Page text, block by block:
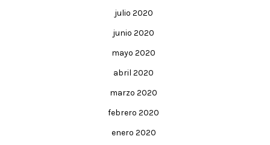
julio 2020
junio 2020
mayo 2020
abril 2020
marzo 2020
febrero 2020
enero 2020